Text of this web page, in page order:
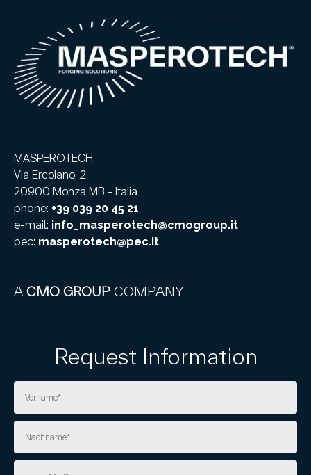
MASPEROTECH
Via Ercolano, 2
20900 Monza MB – Italia
phone: +39 039 20 45 21
e-mail: info_masperotech@cmogroup.it
pec: masperotech@pec.it
A CMO GROUP COMPANY
Request Information